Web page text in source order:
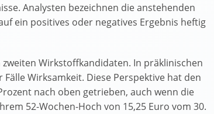
Analysten bezeichnen die anstehenden
ein positives oder negatives Ergebnis heftig
zweiten Wirkstoffkandidaten. In präklinischen
Wirksamkeit. Diese Perspektive hat den
nach oben getrieben, auch wenn die
52-Wochen-Hoch von 15,25 Euro vom 30.